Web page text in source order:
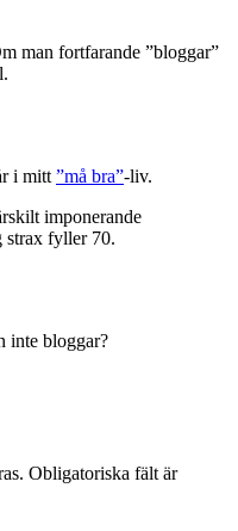
man fortfarande ”bloggar”
i mitt ”må bra”-liv.
imponerande
strax fyller 70.
inte bloggar?
Obligatoriska fält är